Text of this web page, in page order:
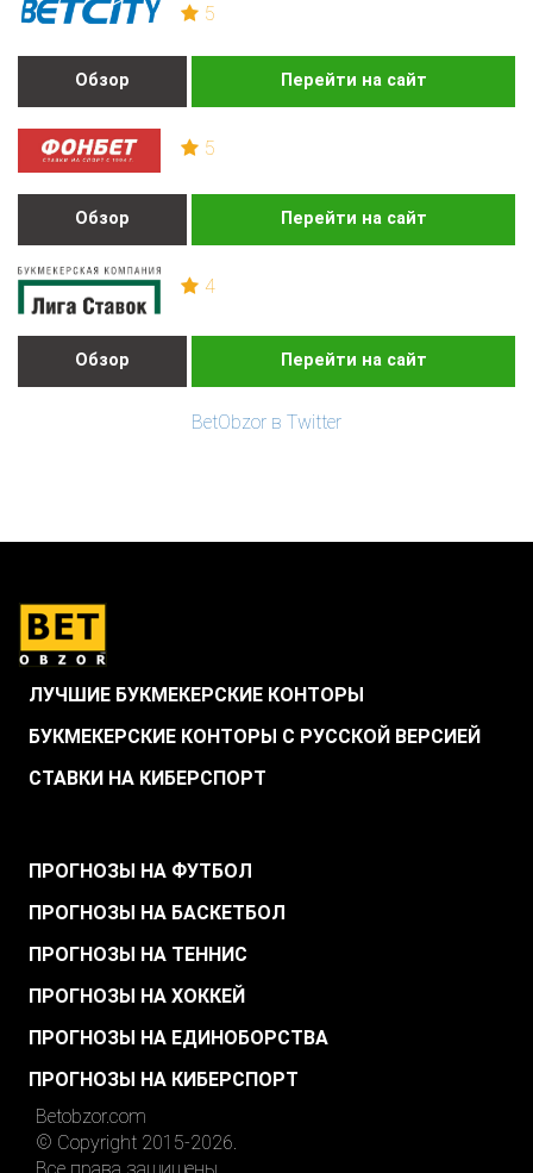
5
Обзор Перейти на сайт
5
Обзор Перейти на сайт
4
Обзор Перейти на сайт
BetObzor в Twitter
ЛУЧШИЕ БУКМЕКЕРСКИЕ КОНТОРЫ
БУКМЕКЕРСКИЕ КОНТОРЫ С РУССКОЙ ВЕРСИЕЙ
СТАВКИ НА КИБЕРСПОРТ
ПРОГНОЗЫ НА ФУТБОЛ
ПРОГНОЗЫ НА БАСКЕТБОЛ
ПРОГНОЗЫ НА ТЕННИС
ПРОГНОЗЫ НА ХОККЕЙ
ПРОГНОЗЫ НА ЕДИНОБОРСТВА
ПРОГНОЗЫ НА КИБЕРСПОРТ
Betobzor.com
© Copyright 2015-2026.